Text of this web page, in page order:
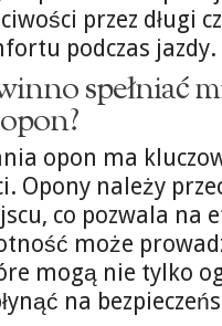
przez długi
podczas jazdy.
spełniać
opon ma
Opony należy
co pozwala na
może
mogą nie tylko
na